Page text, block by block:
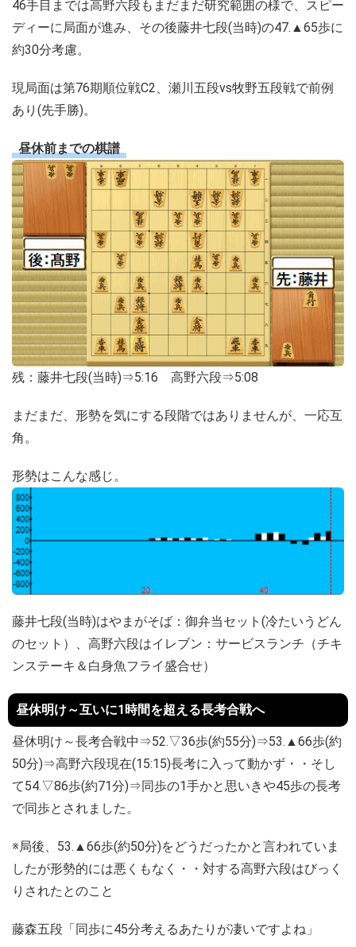
46手目までは高野六段もまだまだ研究範囲の様で、スピー
ディーに局面が進み、その後藤井七段(当時)の47.▲65歩に
約30分考慮。
現局面は第76期順位戦C2、瀬川五段vs牧野五段戦で前例
あり(先手勝)。
昼休前までの棋譜
残：藤井七段(当時)⇒5:16 高野六段⇒5:08
まだまだ、形勢を気にする段階ではありませんが、一応互
角。
形勢はこんな感じ。
藤井七段(当時)はやまがそば：御弁当セット(冷たいうどん
のセット）、高野六段はイレブン：サービスランチ（チキ
ンステーキ＆白身魚フライ盛合せ）
昼休明け～互いに1時間を超える長考合戦へ
昼休明け～長考合戦中⇒52.▽36歩(約55分)⇒53.▲66歩(約
50分)⇒高野六段現在(15:15)長考に入って動かず・・そし
て54.▽86歩(約71分)⇒同歩の1手かと思いきや45歩の長考
で同歩とされました。
※局後、53.▲66歩(約50分)をどうだったかと言われていま
したが形勢的には悪くもなく・・対する高野六段はびっく
りされたとのこと
藤森五段「同歩に45分考えるあたりが凄いですよね」